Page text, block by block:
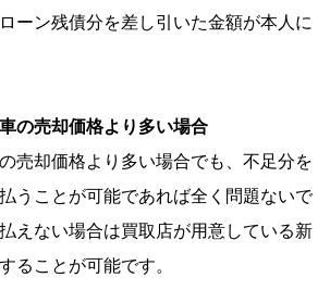
ーン残債分を差し引いた金額が本人に
の売却価格より多い場合
売却価格より多い場合でも、不足分を
うことが可能であれば全く問題ないで
えない場合は買取店が用意している新
ることが可能です。